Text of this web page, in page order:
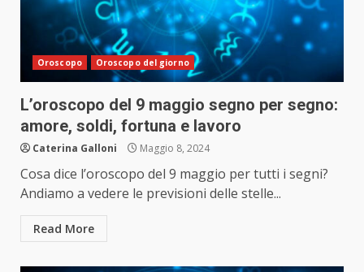
Oroscopo Oroscopo del giorno
L’oroscopo del 9 maggio segno per segno:
amore, soldi, fortuna e lavoro
Caterina Galloni Maggio 8, 2024
Cosa dice l’oroscopo del 9 maggio per tutti i segni?
Andiamo a vedere le previsioni delle stelle...
Read More